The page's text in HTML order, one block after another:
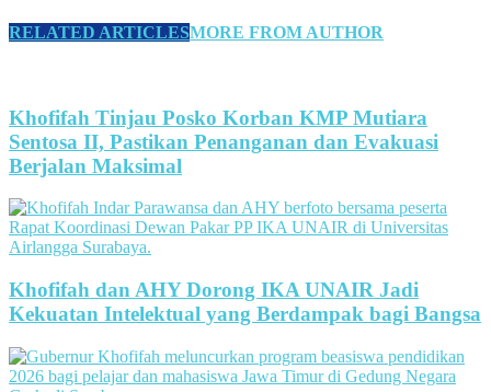
RELATED ARTICLESMORE FROM AUTHOR
Khofifah Tinjau Posko Korban KMP Mutiara
Sentosa II, Pastikan Penanganan dan Evakuasi
Berjalan Maksimal
Khofifah dan AHY Dorong IKA UNAIR Jadi
Kekuatan Intelektual yang Berdampak bagi Bangsa